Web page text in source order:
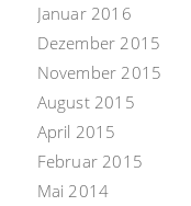
Januar 2016
Dezember 2015
November 2015
August 2015
April 2015
Februar 2015
Mai 2014